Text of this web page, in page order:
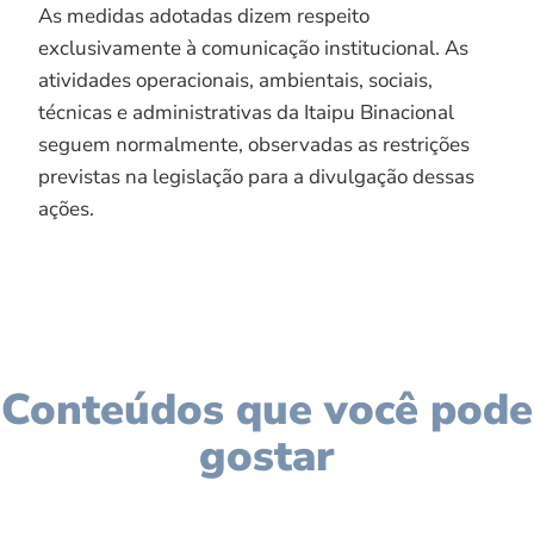
As medidas adotadas dizem respeito
exclusivamente à comunicação institucional. As
atividades operacionais, ambientais, sociais,
técnicas e administrativas da Itaipu Binacional
seguem normalmente, observadas as restrições
previstas na legislação para a divulgação dessas
ações.
Conteúdos que você pode
gostar